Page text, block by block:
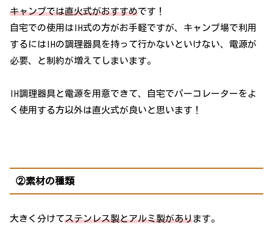
キャンプでは直火式がおすすめです！
自宅での使用はIH式の方がお手軽ですが、キャンプ場で利用
するにはIHの調理器具を持って行かないといけない、電源が
必要、と制約が増えてしまいます。
IH調理器具と電源を用意できて、自宅でパーコレーターをよ
く使用する方以外は直火式が良いと思います！
②素材の種類
大きく分けてステンレス製とアルミ製があります。